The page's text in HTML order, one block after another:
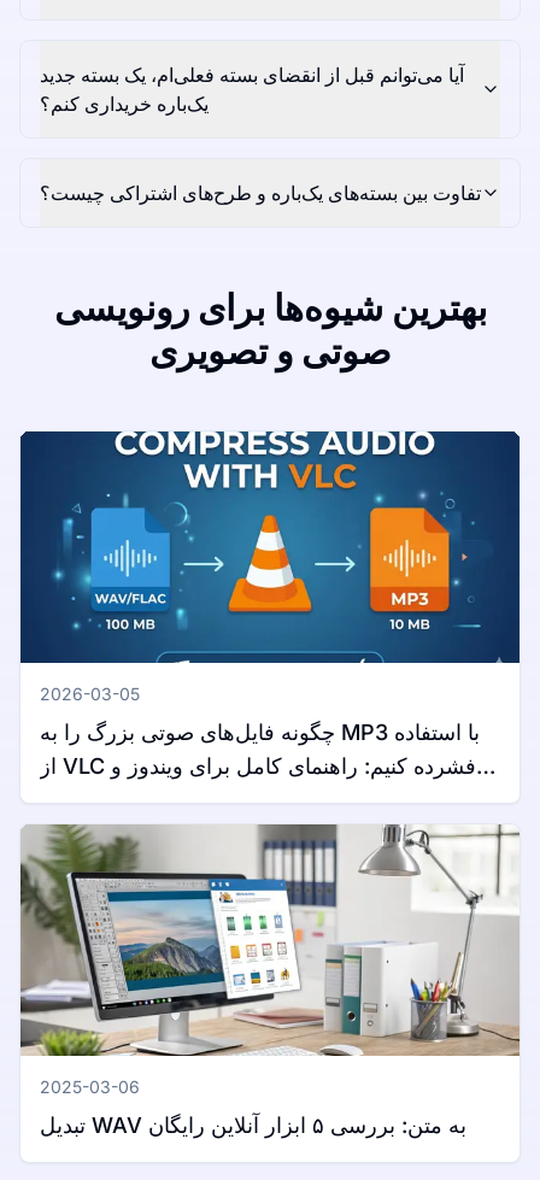
آیا می‌توانم قبل از انقضای بسته فعلی‌ام، یک بسته جدید
یک‌باره خریداری کنم؟
تفاوت بین بسته‌های یک‌باره و طرح‌های اشتراکی چیست؟
بهترین شیوه‌ها برای رونویسی
صوتی و تصویری
2026-03-05
چگونه فایل‌های صوتی بزرگ را به MP3 با استفاده
از VLC فشرده کنیم: راهنمای کامل برای ویندوز و
مک
2025-03-06
تبدیل WAV به متن: بررسی ۵ ابزار آنلاین رایگان